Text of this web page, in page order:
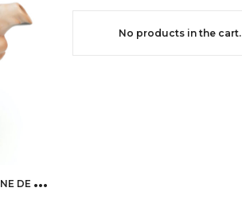
T
HÉIÈRE COCHON EN PORCELAINE DE COLLECTION ERPHILA 722 ALLEMAGNE
No products in the cart.